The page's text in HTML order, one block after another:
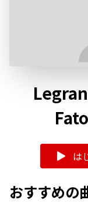
は
おすすめの